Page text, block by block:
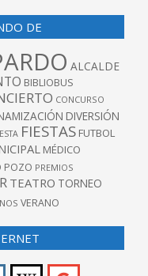
DE
ALCALDE
BIBLIOBUS
CONCURSO
DIVERSIÓN
FIESTAS FUTBOL
MÉDICO
POZO PREMIOS
TEATRO TORNEO
VERANO